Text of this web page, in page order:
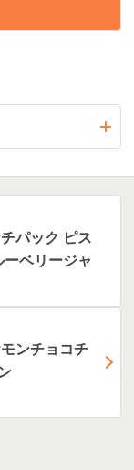
ベリージャ